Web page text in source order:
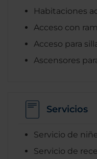
Habitaciones
Acceso con
Acceso para
Ascensores
Servicios
Servicio de
Servicio de